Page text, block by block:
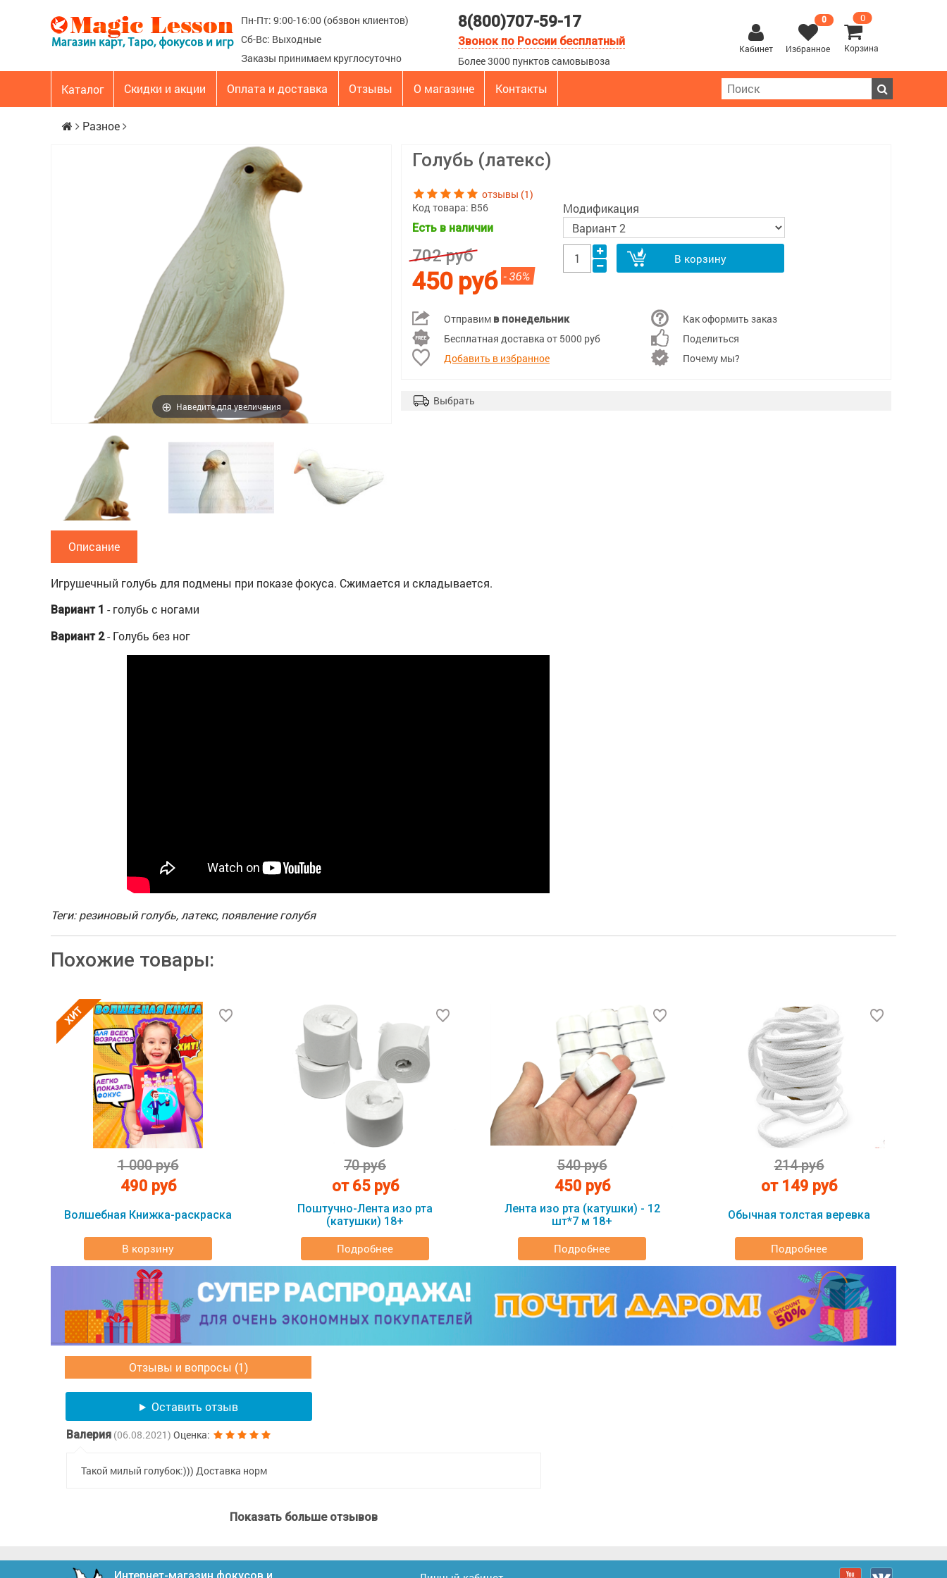
Пн-Пт: 9:00-16:00 (обзвон клиентов)
Сб-Вс: Выходные
Заказы принимаем круглосуточно
8(800)707-59-17
Звонок по России бесплатный
Более 3000 пунктов самовывоза
0
Корзина
0
Избранное
Кабинет
Каталог Скидки и акции Оплата и доставка Отзывы О магазине Контакты
Разное
Наведите для увеличения
Голубь (латекс)
отзывы (1)
Код товара: В56
Есть в наличии
702 руб
450 руб - 36%
Модификация
В корзину
Отправим в понедельник
Бесплатная доставка от 5000 руб
Добавить в избранное
Как оформить заказ
Поделиться
Почему мы?
Выбрать
Описание
Игрушечный голубь для подмены при показе фокуса. Сжимается и складывается.
Вариант 1 - голубь с ногами
Вариант 2- Голубь без ног
Теги: резиновый голубь, латекс, появление голубя
Похожие товары:
1 000 руб
490 руб
Волшебная Книжка-раскраска
В корзину
70 руб
от 65 руб
Поштучно-Лента изо рта
(катушки) 18+
Подробнее
540 руб
450 руб
Лента изо рта (катушки) - 12
шт*7 м 18+
Подробнее
214 руб
от 149 руб
Обычная толстая веревка
Подробнее
Отзывы и вопросы (1)
Оставить отзыв
Валерия (06.08.2021) Оценка:
Такой милый голубок:))) Доставка норм
Показать больше отзывов